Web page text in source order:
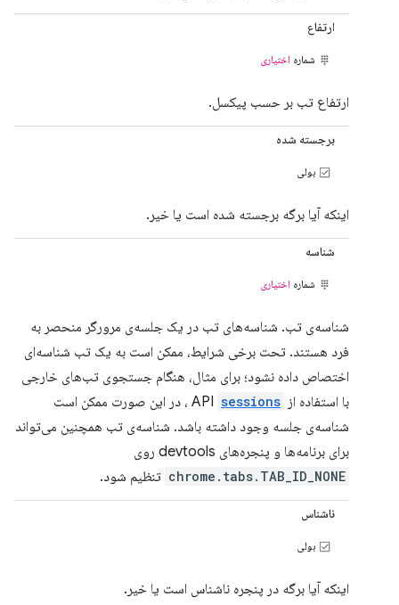
ارتفاع
شماره اختیاری
ارتفاع تب بر حسب پیکسل.
برجسته شده
بولی
اینکه آیا برگه برجسته شده است یا خیر.
شناسه
شماره اختیاری
شناسه‌ی تب. شناسه‌های تب در یک جلسه‌ی مرورگر منحصر به
فرد هستند. تحت برخی شرایط، ممکن است به یک تب شناسه‌ای
اختصاص داده نشود؛ برای مثال، هنگام جستجوی تب‌های خارجی
با استفاده از API sessions
، در این صورت ممکن است
شناسه‌ی جلسه وجود داشته باشد. شناسه‌ی تب همچنین می‌تواند
برای برنامه‌ها و پنجره‌های devtools روی
chrome.tabs.TAB_ID_NONE تنظیم شود.
ناشناس
بولی
اینکه آیا برگه در پنجره ناشناس است یا خیر.